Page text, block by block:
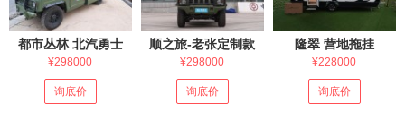
都市丛林 北汽勇士
¥298000
询底价
顺之旅-老张定制款
¥298000
询底价
隆翠 营地拖挂
¥228000
询底价